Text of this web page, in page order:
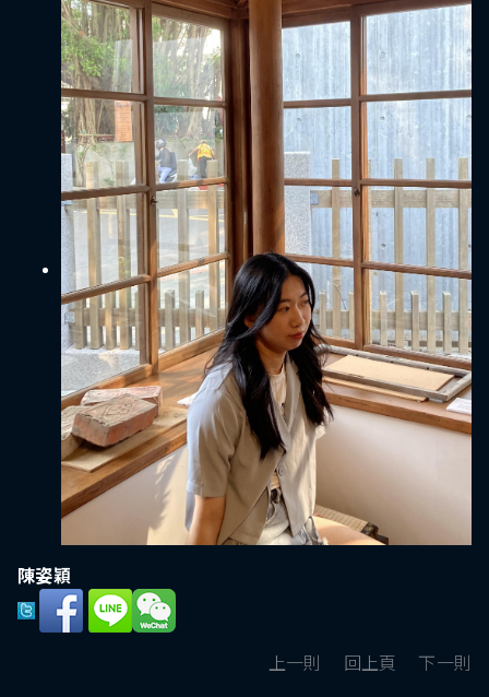
陳姿穎
上一則 回上頁 下一則